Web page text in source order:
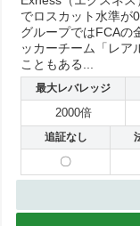
でロスカット水準が
グループではFCAの
ッカーチーム「レア
こともある...
最大レバレッジ
2000倍
追証なし
〇